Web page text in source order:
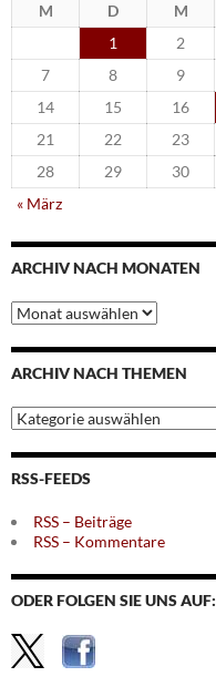
M D M
1
2
7
8 9
14
15 16
21
22 23
28
29
30
« März
ARCHIV NACH MONATEN
Archiv
nach
Monaten
ARCHIV NACH THEMEN
Archiv
nach
Themen
RSS-FEEDS
RSS – Beiträge
RSS – Kommentare
ODER FOLGEN SIE UNS AUF: